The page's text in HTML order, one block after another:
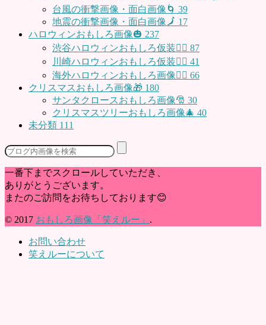
台風の衝撃画像・面白画像🌀 39
地震の衝撃画像・面白画像🗾 17
ハロウィンおもしろ画像🎃 237
渋谷ハロウィンおもしろ仮装👯‍♂️ 87
川崎ハロウィンおもしろ仮装🧞‍♀️ 41
海外ハロウィンおもしろ画像🧛‍♂️ 66
クリスマスおもしろ画像🎁 180
サンタクロースおもしろ画像🎅 30
クリスマスツリーおもしろ画像🎄 40
未分類 111
一番下までスクロールしていただき、
ありがとうございます。
またのご訪問をお待ちしております😊
© 2017 おもしろ画像「笑えルー」 .
お問い合わせ
笑えルーについて